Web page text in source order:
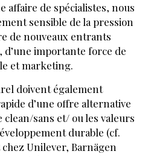
affaire de spécialistes, nous
sensible de la pression
de nouveaux entrants
importante force de
et marketing.
doivent également
d’une offre alternative
sans et/ ou les valeurs
durable (cf.
Unilever, Barnägen